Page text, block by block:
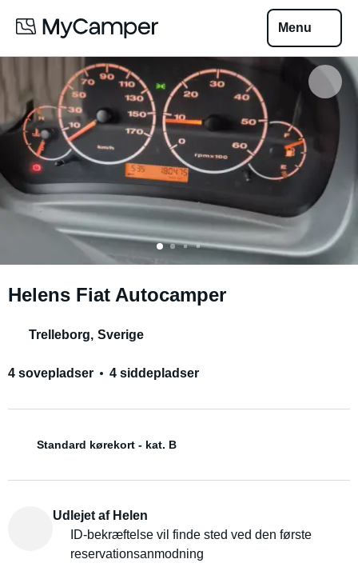
Menu
Helens Fiat Autocamper
Trelleborg, Sverige
4 sovepladser 4 siddepladser
Standard kørekort - kat. B
Udlejet af Helen
ID-bekræftelse vil finde sted ved den første
reservationsanmodning